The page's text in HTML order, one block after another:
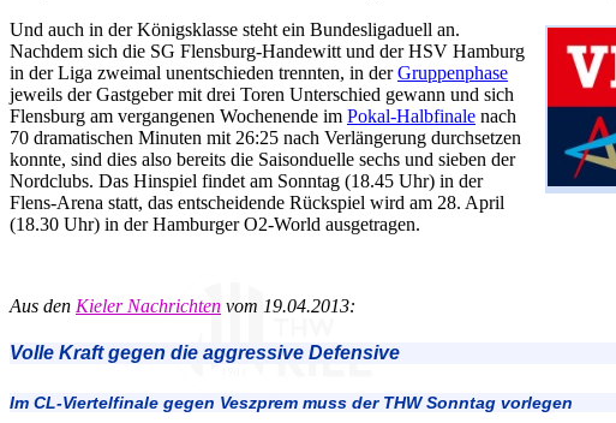
Und auch in der Königsklasse steht ein Bundesligaduell an.
Nachdem sich die SG Flensburg-Handewitt und der HSV Hamburg
in der Liga zweimal unentschieden trennten, in derGruppenphase
jeweils der Gastgeber mit drei Toren Unterschied gewann und sich
Flensburg am vergangenen Wochenende im Pokal-Halbfinale nach
70 dramatischen Minuten mit 26:25 nach Verlängerung durchsetzen
konnte, sind dies also bereits die Saisonduelle sechs und sieben der
Nordclubs. Das Hinspiel findet am Sonntag (18.45 Uhr) in der
Flens-Arena statt, das entscheidende Rückspiel wird am 28. April
(18.30 Uhr) in der Hamburger O2-World ausgetragen.
Aus den Kieler Nachrichten vom 19.04.2013:
Volle Kraft gegen die aggressive Defensive
Im CL-Viertelfinale gegen Veszprem muss der THW Sonntag vorlegen